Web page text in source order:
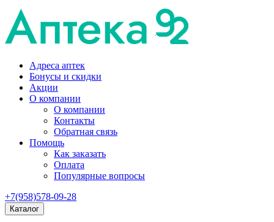
Адреса аптек
Бонусы и скидки
Акции
О компании
О компании
Контакты
Обратная связь
Помощь
Как заказать
Оплата
Популярные вопросы
+7(958)578-09-28
Каталог